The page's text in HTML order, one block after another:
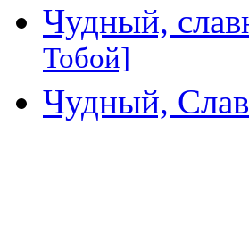
Чудный,
Тобой]
Чудный,